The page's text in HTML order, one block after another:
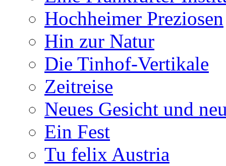
Hochheimer Preziosen
Hin zur Natur
Die Tinhof-Vertikale
Zeitreise
Neues Gesicht und
Ein Fest
Tu felix Austria